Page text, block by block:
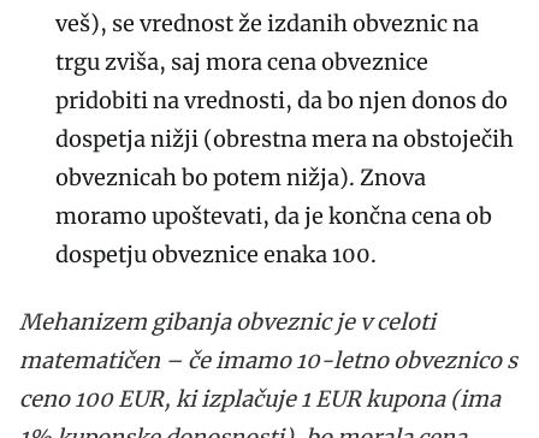
veš), se vrednost že izdanih obveznic na
trgu zviša, saj mora cena obveznice
pridobiti na vrednosti, da bo njen donos do
dospetja nižji (obrestna mera na obstoječih
obveznicah bo potem nižja). Znova
moramo upoštevati, da je končna cena ob
dospetju obveznice enaka 100.
Mehanizem gibanja obveznic je v celoti
matematičen – če imamo 10-letno obveznico s
ceno 100 EUR, ki izplačuje 1 EUR kupona (ima